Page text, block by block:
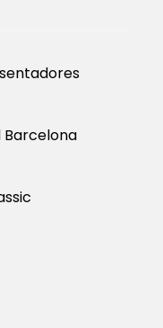
Barcelona